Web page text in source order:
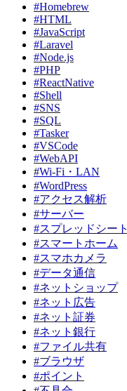
#Homebrew
#HTML
#JavaScript
#Laravel
#Node.js
#PHP
#ReactNative
#Shell
#SNS
#SQL
#Tasker
#VSCode
#WebAPI
#Wi-Fi・LAN
#WordPress
#アクセス解析
#サーバー
#スプレッドシート
#スマートホーム
#スマホカメラ
#データ通信
#ネットショップ
#ネット広告
#ネット証券
#ネット銀行
#ファイル共有
#ブラウザ
#ポイント